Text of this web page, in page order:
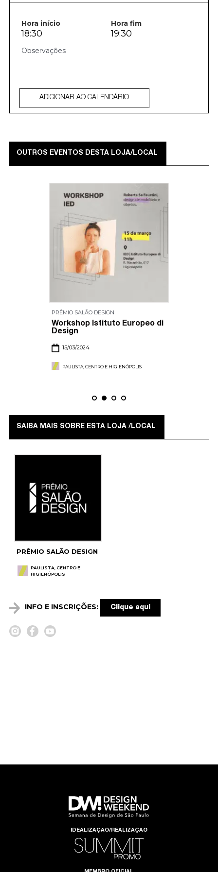
Hora início Hora fim
18:30 19:30
ADICIONAR AO CALENDÁRIO
OUTROS EVENTOS DESTA LOJA/LOCAL
PRÊMIO SALÃO DESIGN
Workshop Istituto Europeo di
Design
15/03/2024
PAULISTA, CENTRO E HIGIENÓPOLIS
SAIBA MAIS SOBRE ESTA LOJA /LOCAL
PRÊMIO SALÃO DESIGN
PAULISTA, CENTRO E
HIGIENÓPOLIS
INFO E INSCRIÇÕES: Clique aqui
IDEALIZAÇÃO/REALIZAÇÃO